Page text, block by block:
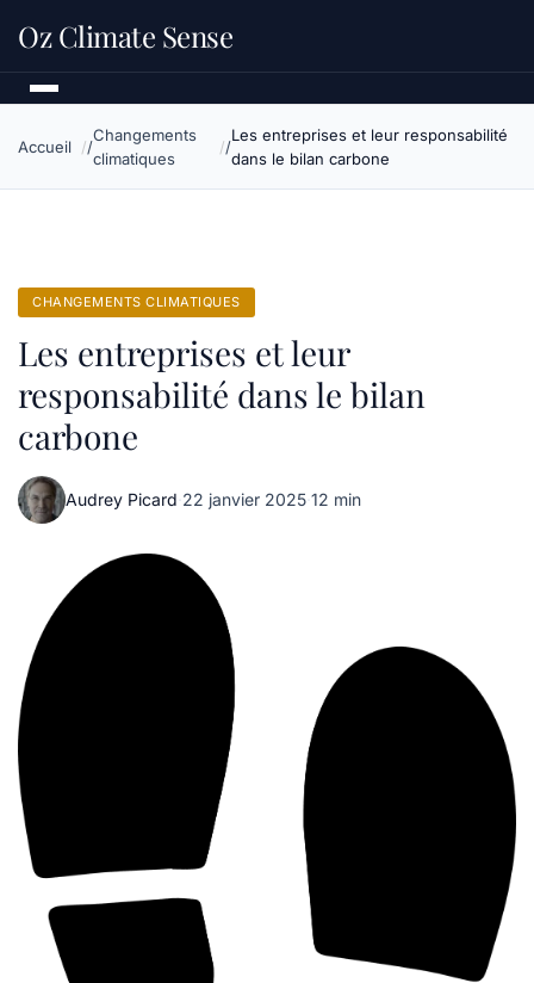
Oz Climate Sense
Accueil
Changements
climatiques
Les entreprises et leur responsabilité
dans le bilan carbone
CHANGEMENTS CLIMATIQUES
Les entreprises et leur
responsabilité dans le bilan
carbone
Audrey Picard·22 janvier 2025·12 min